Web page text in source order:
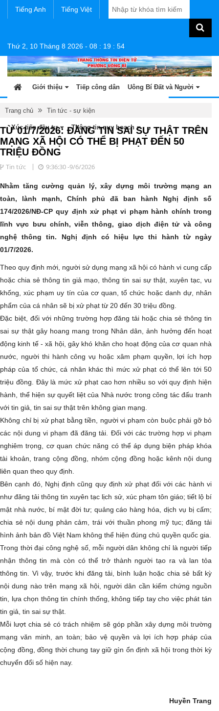
Tiếng Anh Tiếng Việt
Thứ 2, 10 Tháng 8 2026 - 08 : 19 : 55
Giới thiệu Tiếp công dân Uông Bí Đất và Người
Tin tức - sự kiện Sản phẩm OCOP
Xúc tiến đầu tư Thông tin quy hoạch
Trang chủ Tin tức - sự kiện
TỪ 01/7/2026: ĐĂNG TIN SAI SỰ THẬT TRÊN
MẠNG XÃ HỘI CÓ THỂ BỊ PHẠT ĐẾN 50
TRIỆU ĐỒNG
Tin tức 9:36:30 -9/6/2026
Nhằm tăng cường quản lý, xây dựng môi trường mạng an
toàn, lành mạnh, Chính phủ đã ban hành Nghị định số
174/2026/NĐ-CP quy định xử phạt vi phạm hành chính trong
lĩnh vực bưu chính, viễn thông, giao dịch điện tử và công
nghệ thông tin. Nghị định có hiệu lực thi hành từ ngày
01/7/2026.
Theo quy định mới, người sử dụng mạng xã hội có hành vi cung cấp
hoặc chia sẻ thông tin giả mạo, thông tin sai sự thật, xuyên tạc, vu
khống, xúc phạm uy tín của cơ quan, tổ chức hoặc danh dự, nhân
phẩm của cá nhân sẽ bị xử phạt từ 20 đến 30 triệu đồng.
Đặc biệt, đối với những trường hợp đăng tải hoặc chia sẻ thông tin
sai sự thật gây hoang mang trong Nhân dân, ảnh hưởng đến hoạt
động kinh tế - xã hội, gây khó khăn cho hoạt động của cơ quan nhà
nước, người thi hành công vụ hoặc xâm phạm quyền, lợi ích hợp
pháp của tổ chức, cá nhân khác thì mức xử phạt có thể lên tới 50
triệu đồng. Đây là mức xử phạt cao hơn nhiều so với quy định hiện
hành, thể hiện sự quyết liệt của Nhà nước trong công tác đấu tranh
với tin giả, tin sai sự thật trên không gian mạng.
Không chỉ bị xử phạt bằng tiền, người vi phạm còn buộc phải gỡ bỏ
các nội dung vi phạm đã đăng tải. Đối với các trường hợp vi phạm
nghiêm trọng, cơ quan chức năng có thể áp dụng biện pháp khóa
tài khoản, trang cộng đồng, nhóm cộng đồng hoặc kênh nội dung
liên quan theo quy định.
Bên cạnh đó, Nghị định cũng quy định xử phạt đối với các hành vi
như đăng tải thông tin xuyên tạc lịch sử, xúc phạm tôn giáo; tiết lộ bí
mật nhà nước, bí mật đời tư; quảng cáo hàng hóa, dịch vụ bị cấm;
chia sẻ nội dung phản cảm, trái với thuần phong mỹ tục; đăng tải
hình ảnh bản đồ Việt Nam không thể hiện đúng chủ quyền quốc gia.
Trong thời đại công nghệ số, mỗi người dân không chỉ là người tiếp
nhận thông tin mà còn có thể trở thành người tạo ra và lan tỏa
thông tin. Vì vậy, trước khi đăng tải, bình luận hoặc chia sẻ bất kỳ
nội dung nào trên mạng xã hội, người dân cần kiểm chứng nguồn
tin, lựa chọn thông tin chính thống, không tiếp tay cho việc phát tán
tin giả, tin sai sự thật.
Mỗi lượt chia sẻ có trách nhiệm sẽ góp phần xây dựng môi trường
mạng văn minh, an toàn; bảo vệ quyền và lợi ích hợp pháp của
cộng đồng, đồng thời chung tay giữ gìn ổn định xã hội trong thời kỳ
chuyển đổi số hiện nay.
Huyền Trang